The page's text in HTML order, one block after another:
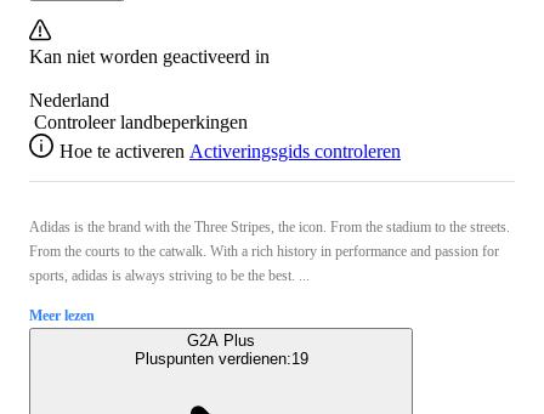
Kan niet worden geactiveerd in
Nederland
Controleer landbeperkingen
Hoe te activeren Activeringsgids controleren
Adidas is the brand with the Three Stripes, the icon. From the stadium to the streets.
From the courts to the catwalk. With a rich history in performance and passion for
sports, adidas is always striving to be the best. ...
Meer lezen
G2A Plus
Pluspunten verdienen:19